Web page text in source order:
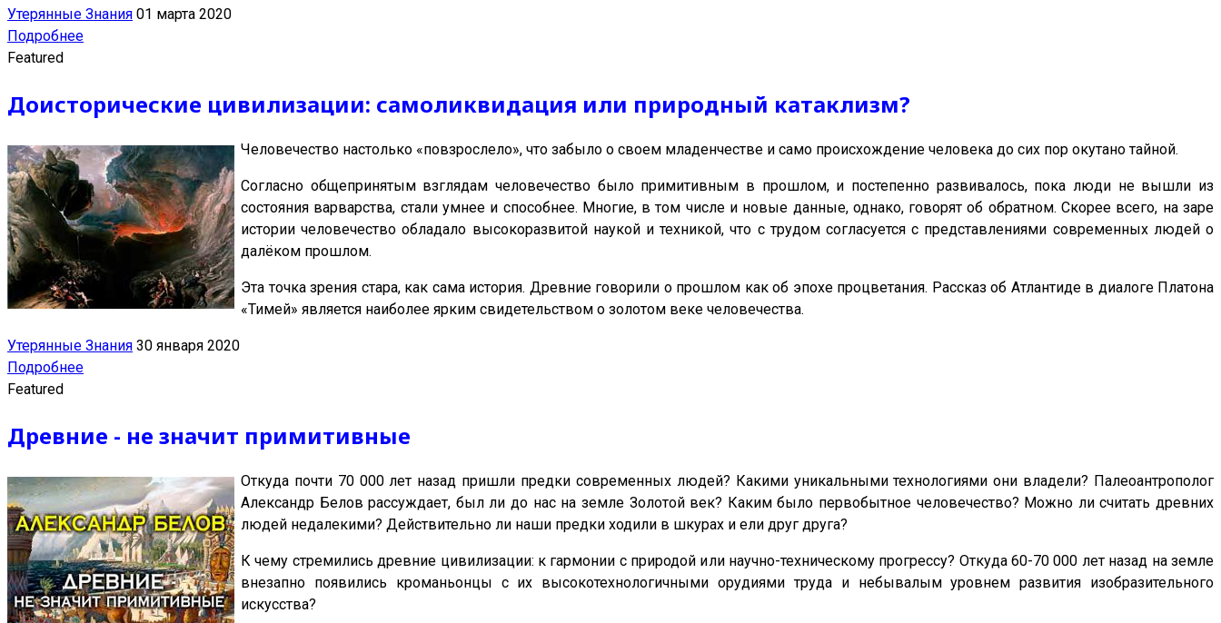
Утерянные Знания 01 марта 2020
Подробнее
Featured
Доисторические цивилизации: самоликвидация или природный катаклизм?
Человечество настолько «повзрослело», что забыло о своем младенчестве и само происхождение человека до сих пор окутано тайной.
Согласно общепринятым взглядам человечество было примитивным в прошлом, и постепенно развивалось, пока люди не вышли из
состояния варварства, стали умнее и способнее. Многие, в том числе и новые данные, однако, говорят об обратном. Скорее всего, на заре
истории человечество обладало высокоразвитой наукой и техникой, что с трудом согласуется с представлениями современных людей о
далёком прошлом.
Эта точка зрения стара, как сама история. Древние говорили о прошлом как об эпохе процветания. Рассказ об Атлантиде в диалоге Платона
«Тимей» является наиболее ярким свидетельством о золотом веке человечества.
Утерянные Знания 30 января 2020
Подробнее
Featured
Древние - не значит примитивные
Откуда почти 70 000 лет назад пришли предки современных людей? Какими уникальными технологиями они владели? Палеоантрополог
Александр Белов рассуждает, был ли до нас на земле Золотой век? Каким было первобытное человечество? Можно ли считать древних
людей недалекими? Действительно ли наши предки ходили в шкурах и ели друг друга?
К чему стремились древние цивилизации: к гармонии с природой или научно-техническому прогрессу? Откуда 60-70 000 лет назад на земле
внезапно появились кроманьонцы с их высокотехнологичными орудиями труда и небывалым уровнем развития изобразительного
искусства?